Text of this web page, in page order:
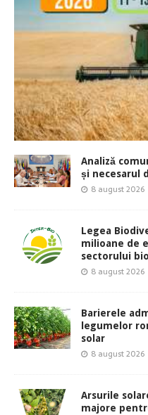
Analiză
și necesarul
8 august 2026
Legea
milioane de
sectorului
8 august 2026
Barierele
legumelor
solar
8 august 2026
Arsurile
majore